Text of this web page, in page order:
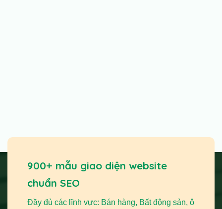
900+ mẫu giao diện website
chuẩn SEO
Đầy đủ các lĩnh vực: Bán hàng, Bất động sản, ô